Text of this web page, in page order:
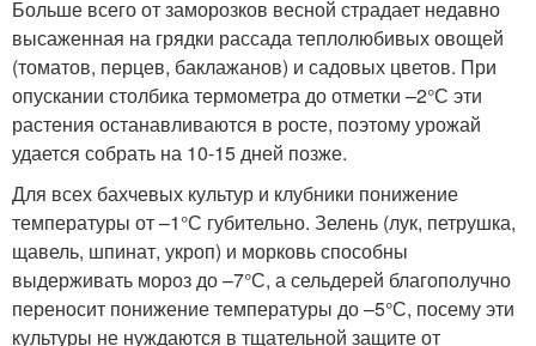
Больше всего от заморозков весной страдает недавно
высаженная на грядки рассада теплолюбивых овощей
(томатов, перцев, баклажанов) и садовых цветов. При
опускании столбика термометра до отметки –2°С эти
растения останавливаются в росте, поэтому урожай
удается собрать на 10-15 дней позже.
Для всех бахчевых культур и клубники понижение
температуры от –1°С губительно. Зелень (лук, петрушка,
щавель, шпинат, укроп) и морковь способны
выдерживать мороз до –7°С, а сельдерей благополучно
переносит понижение температуры до –5°С, посему эти
культуры не нуждаются в тщательной защите от